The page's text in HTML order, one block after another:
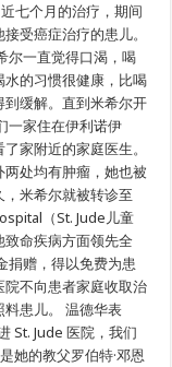
七个月的治疗，期间
受癌症治疗的患儿。
尔一直觉得口渴，喝
的习惯很健康，比喝
缓解。直到米希尔开
一家住在伊利诺伊
家附近的家庭医生。
处均有肿瘤，她也被
，米希尔就被转诊至
（St. Jude儿童
命疾病方面领先全
捐赠，得以免费为患
不向患者家庭收取治
患儿。 温德华表
St. Jude 医院，我们
她的教父罗伯特·邓恩